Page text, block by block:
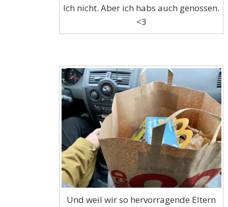
Ich nicht. Aber ich habs auch genossen.
<3
Und weil wir so hervorragende Eltern